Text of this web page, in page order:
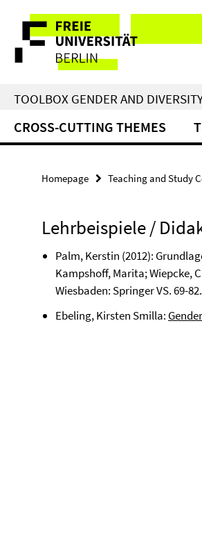
direkt
Inhalt
Service
Navigation
TOOLBOX GENDER AND
CROSS-CUTTING THEMES
Homepage Teaching and Study
Lehrbeispiele /
Palm, Kerstin (2012):
Kampshoff, Marita; Wiepcke,
Wiesbaden: Springer VS. 69-82.
Ebeling, Kirsten Smilla: